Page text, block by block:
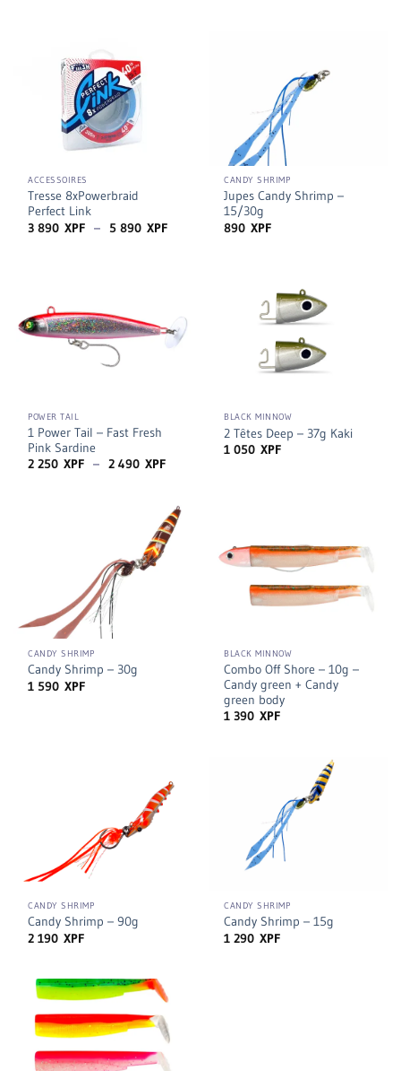
ACCESSOIRES
Tresse 8xPowerbraid
Perfect Link
3 890XPF – 5 890XPFPlage
CANDY SHRIMP
Jupes Candy Shrimp –
15/30g
890XPF
POWER TAIL
1 Power Tail – Fast Fresh
Pink Sardine
2 250XPF – 2 490XPFPlage
250 XPF
à
2
490 XPF
BLACK MINNOW
2 Têtes Deep – 37g Kaki
1 050XPF
CANDY SHRIMP
Candy Shrimp – 30g
1 590XPF
BLACK MINNOW
Combo Off Shore – 10g –
Candy green + Candy
green body
1 390XPF
CANDY SHRIMP
Candy Shrimp – 90g
2 190XPF
CANDY SHRIMP
Candy Shrimp – 15g
1 290XPF